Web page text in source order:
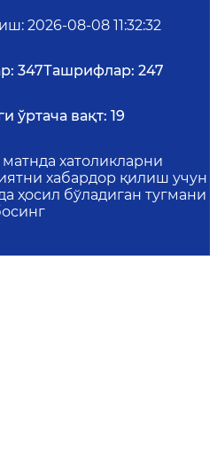
: 2026-08-08 11:32:32
347Ташрифлар: 247
ўртача вақт: 19
хатоликларни
хабардор қилиш учун
ҳосил бўладиган тугмани